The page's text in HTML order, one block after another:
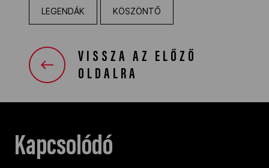
LEGENDÁK KÖSZÖNTŐ
VISSZA AZ ELŐZŐ
OLDALRA
Kapcsolódó